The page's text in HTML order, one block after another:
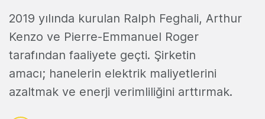
2019 yılında kurulan Ralph Feghali, Arthur
Kenzo ve Pierre-Emmanuel Roger
tarafından faaliyete geçti. Şirketin
amacı; hanelerin elektrik maliyetlerini
azaltmak ve enerji verimliliğini arttırmak.